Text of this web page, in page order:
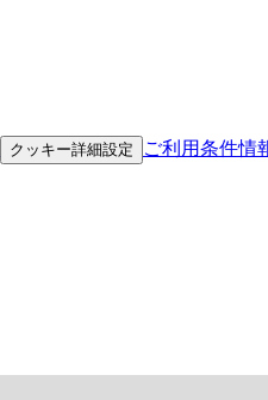
クッキー詳細設定 ご利用条件情